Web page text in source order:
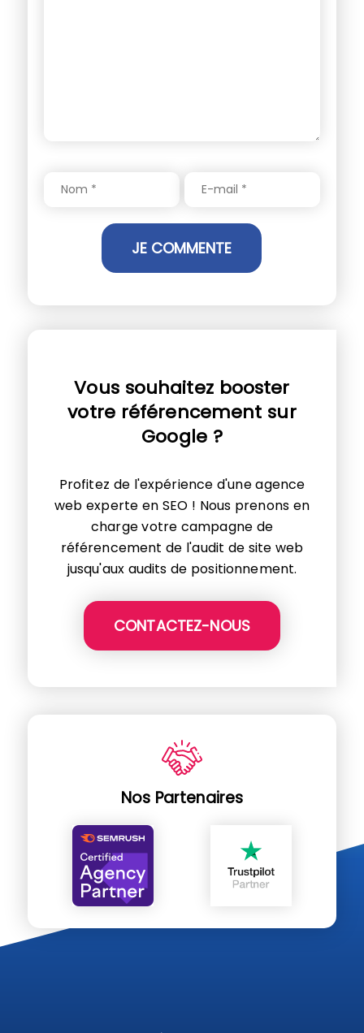
Vous souhaitez booster
votre référencement sur
Google ?
Profitez de l'expérience d'une agence
web experte en SEO ! Nous prenons en
charge votre campagne de
référencement de l'audit de site web
jusqu'aux audits de positionnement.
CONTACTEZ-NOUS
Nos Partenaires